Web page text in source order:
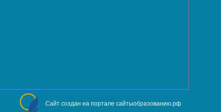
Сайт создан на портале сайтыобразованию.рф